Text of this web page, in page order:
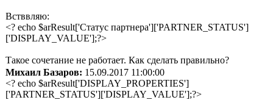
Встввляю:
<? echo $arResult['Статус партнера']['PARTNER_STATUS']
['DISPLAY_VALUE'];?>
Такое сочетание не работает. Как сделать правильно?
Михаил Базаров: 15.09.2017 11:00:00
<? echo $arResult['DISPLAY_PROPERTIES']
['PARTNER_STATUS']['DISPLAY_VALUE'];?>